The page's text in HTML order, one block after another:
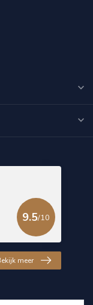
9.5/10
meer